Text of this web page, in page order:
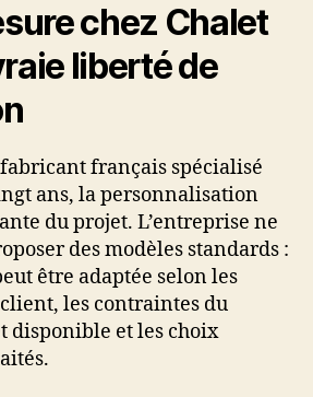
chez Chalet
liberté de
fabricant français spécialisé
ans, la personnalisation
du projet. L’entreprise ne
des modèles standards :
être adaptée selon les
les contraintes du
disponible et les choix